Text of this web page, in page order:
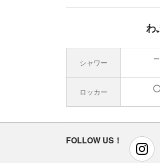
わ
シャワー
ロッカー
FOLLOW US！